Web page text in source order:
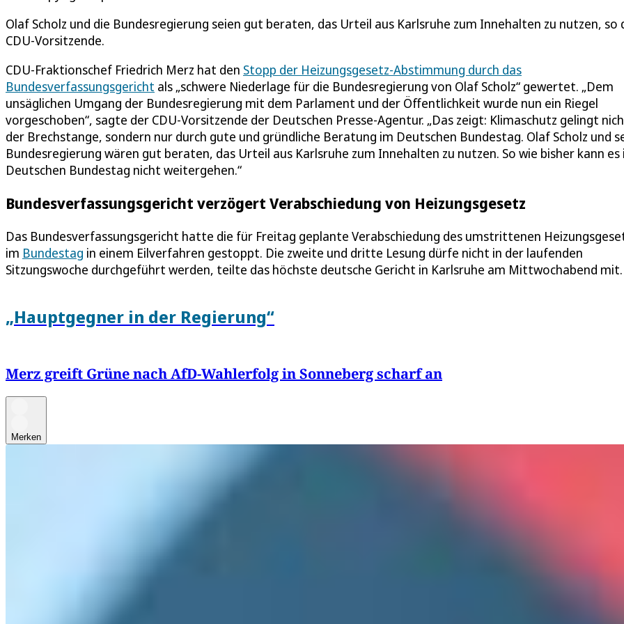
Olaf Scholz und die Bundesregierung seien gut beraten, das Urteil aus Karlsruhe zum Innehalten zu nutzen, so
CDU-Vorsitzende.
CDU-Fraktionschef Friedrich Merz hat den Stopp der Heizungsgesetz-Abstimmung durch das
Bundesverfassungsgericht als „schwere Niederlage für die Bundesregierung von Olaf Scholz“ gewertet. „Dem
unsäglichen Umgang der Bundesregierung mit dem Parlament und der Öffentlichkeit wurde nun ein Riegel
vorgeschoben“, sagte der CDU-Vorsitzende der Deutschen Presse-Agentur. „Das zeigt: Klimaschutz gelingt
der Brechstange, sondern nur durch gute und gründliche Beratung im Deutschen Bundestag. Olaf Scholz und
Bundesregierung wären gut beraten, das Urteil aus Karlsruhe zum Innehalten zu nutzen. So wie bisher kann es
Deutschen Bundestag nicht weitergehen.“
Bundesverfassungsgericht verzögert Verabschiedung von Heizungsgesetz
Das Bundesverfassungsgericht hatte die für Freitag geplante Verabschiedung des umstrittenen
im Bundestag in einem Eilverfahren gestoppt. Die zweite und dritte Lesung dürfe nicht in der laufenden
Sitzungswoche durchgeführt werden, teilte das höchste deutsche Gericht in Karlsruhe am Mittwochabend mit.
„Hauptgegner in der Regierung“
Merz greift Grüne nach AfD-Wahlerfolg in Sonneberg scharf an
Merken